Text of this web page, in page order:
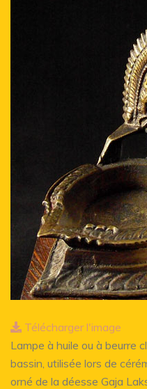
Télécharger l'image
Lampe à huile ou à beurre
bassin, utilisée lors de
orné de la déesse Gaja